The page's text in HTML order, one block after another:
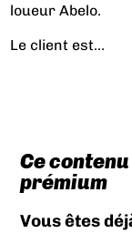
loueur Abelo.
Le client est...
Ce
prémium
Vous êtes